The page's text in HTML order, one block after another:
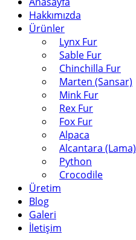
Hakkımızda
Ürünler
Lynx Fur
Sable Fur
Chinchilla Fur
Marten (Sansar)
Mink Fur
Rex Fur
Fox Fur
Alpaca
Alcantara (Lama)
Python
Crocodile
Üretim
Blog
Galeri
İletişim